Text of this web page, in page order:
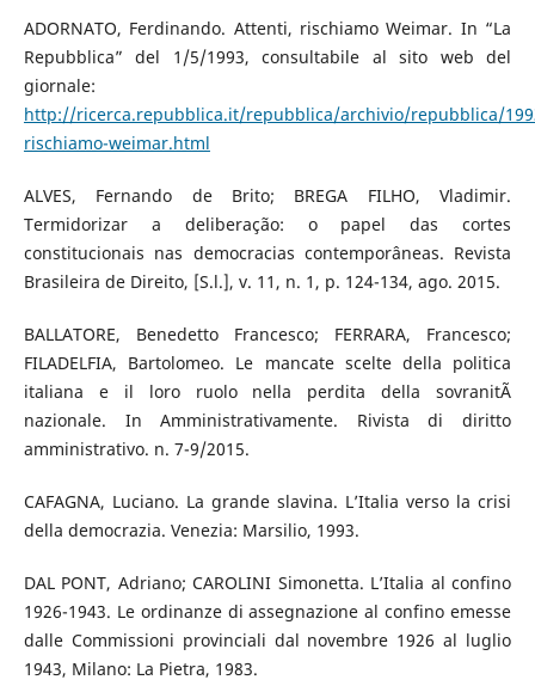
ADORNATO, Ferdinando. Attenti, rischiamo Weimar. In “La
Repubblica” del 1/5/1993, consultabile al sito web del
giornale:
http://ricerca.repubblica.it/repubblica/archivio/repubblica/
rischiamo-weimar.html
ALVES, Fernando de Brito; BREGA FILHO, Vladimir.
Termidorizar a deliberação: o papel das cortes
constitucionais nas democracias contemporâneas. Revista
Brasileira de Direito, [S.l.], v. 11, n. 1, p. 124-134, ago. 2015.
BALLATORE, Benedetto Francesco; FERRARA, Francesco;
FILADELFIA, Bartolomeo. Le mancate scelte della politica
italiana e il loro ruolo nella perdita della sovranitÃ
nazionale. In Amministrativamente. Rivista di diritto
amministrativo. n. 7-9/2015.
CAFAGNA, Luciano. La grande slavina. L’Italia verso la crisi
della democrazia. Venezia: Marsilio, 1993.
DAL PONT, Adriano; CAROLINI Simonetta. L’Italia al confino
1926-1943. Le ordinanze di assegnazione al confino emesse
dalle Commissioni provinciali dal novembre 1926 al luglio
1943, Milano: La Pietra, 1983.